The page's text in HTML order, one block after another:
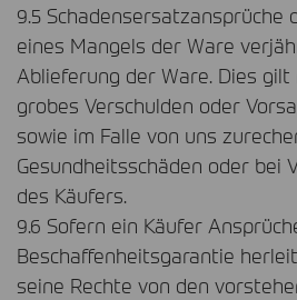
9.5 Schadensersatzansprüche
eines Mangels der Ware
Ablieferung der Ware. Dies gilt
grobes Verschulden oder
sowie im Falle von uns
Gesundheitsschäden oder bei
des Käufers.
9.6 Sofern ein Käufer
Beschaffenheitsgarantie
seine Rechte von den